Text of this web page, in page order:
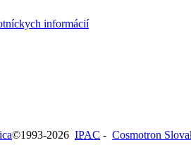
©1993-2026 IPAC - Cosmotron